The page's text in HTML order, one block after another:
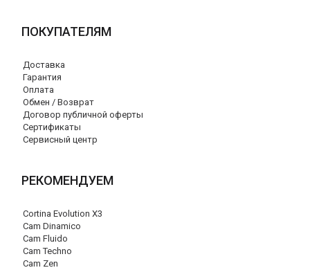
ПОКУПАТЕЛЯМ
Доставка
Гарантия
Оплата
Обмен / Возврат
Договор публичной оферты
Сертификаты
Сервисный центр
РЕКОМЕНДУЕМ
Cortina Evolution X3
Cam Dinamico
Cam Fluido
Cam Techno
Cam Zen